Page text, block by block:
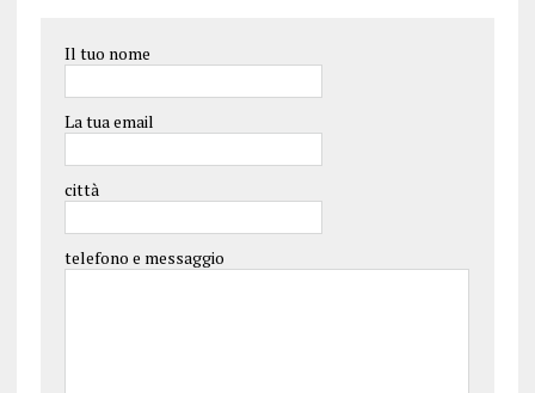
Il tuo nome
La tua email
città
telefono e messaggio